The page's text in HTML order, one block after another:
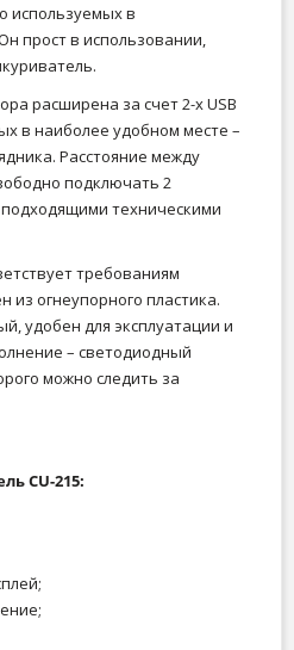
используемых в
прост в использовании,
расширена за счет 2-х USB
в наиболее удобном месте –
Расстояние между
подключать 2
техническими
требованиям
из огнеупорного пластика.
удобен для эксплуатации и
– светодиодный
можно следить за
CU-215: